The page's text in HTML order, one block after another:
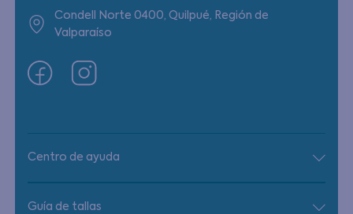
Condell Norte 0400, Quilpué, Región de
Valparaíso
Centro de ayuda
Guía de tallas